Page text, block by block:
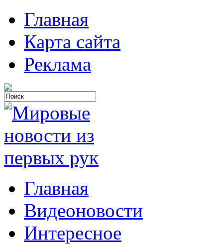
Главная
Карта сайта
Реклама
Главная
Видеоновости
Интересное